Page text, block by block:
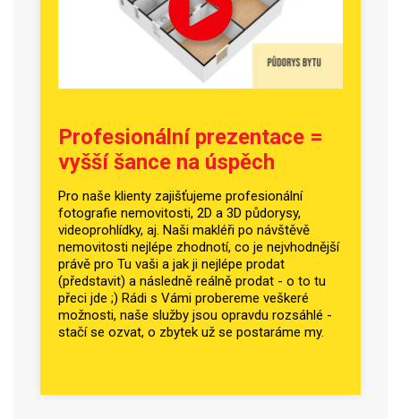
Profesionální prezentace =
vyšší šance na úspěch
Pro naše klienty zajišťujeme profesionální
fotografie nemovitosti, 2D a 3D půdorysy,
videoprohlídky, aj. Naši makléři po návštěvě
nemovitosti nejlépe zhodnotí, co je nejvhodnější
právě pro Tu vaši a jak ji nejlépe prodat
(představit) a následně reálně prodat - o to tu
přeci jde ;) Rádi s Vámi probereme veškeré
možnosti, naše služby jsou opravdu rozsáhlé -
stačí se ozvat, o zbytek už se postaráme my.